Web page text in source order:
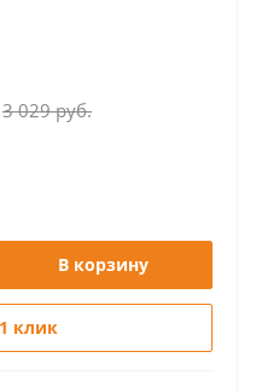
3 029руб.
В корзину
клик